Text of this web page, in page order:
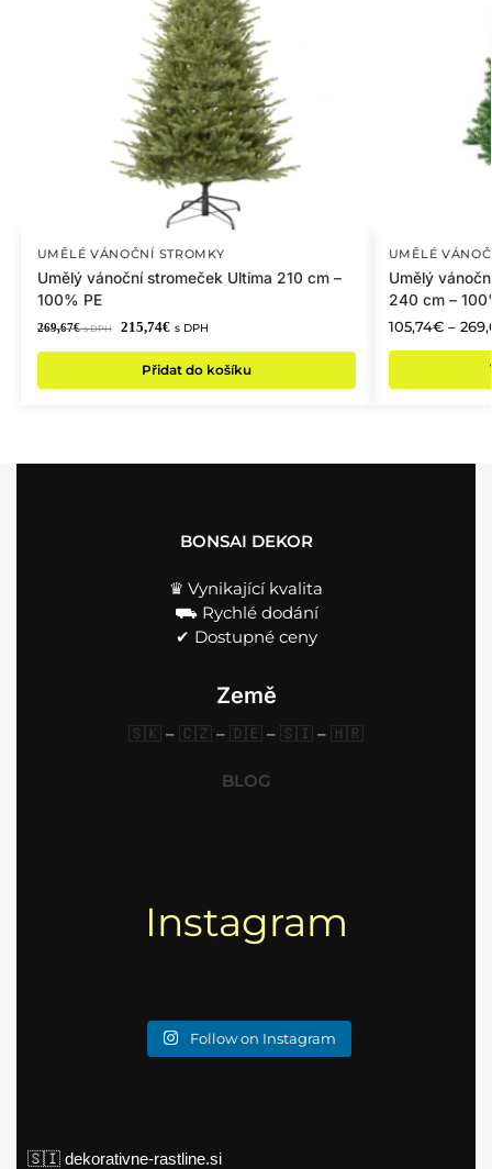
UMĚLÉ VÁNOČNÍ STROMKY
Umělý vánoční stromeček Ultima 210 cm –
100% PE
269,67€ s DPH 215,74€ s DPH
Přidat do košíku
UMĚLÉ
Umělý
240 cm –
105,74€ –
BONSAI DEKOR
♛ Vynikající kvalita
⛟ Rychlé dodání
✔︎ Dostupné ceny
Země
🇸🇰 – 🇨🇿 – 🇩🇪 – 🇸🇮 – 🇭🇷
BLOG
Instagram
Follow on Instagram
🇸🇮 dekorativne-rastline.si